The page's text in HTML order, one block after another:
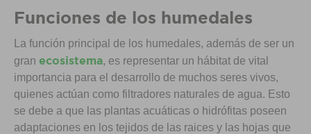
Funciones de los humedales
La función principal de los humedales, además de ser un
gran ecosistema, es representar un hábitat de vital
importancia para el desarrollo de muchos seres vivos,
quienes actúan como filtradores naturales de agua. Esto
se debe a que las plantas acuáticas o hidrófitas poseen
adaptaciones en los tejidos de las raices y las hojas que